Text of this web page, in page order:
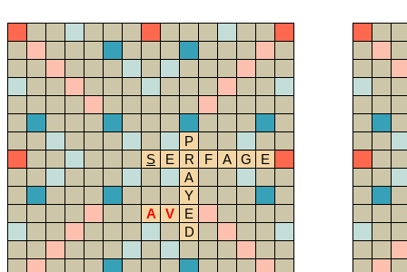
P
S
E R F A G
E
A
Y
A
V
E
D